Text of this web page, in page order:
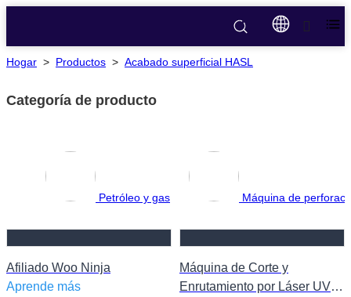
Hogar > Productos > Acabado superficial HASL
Categoría de producto
Petróleo y gas Máquina de
Afiliado Woo Ninja
Aprende más
Máquina de Corte y
Enrutamiento por Láser UV